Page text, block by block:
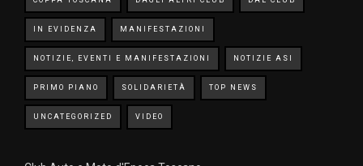
IN EVIDENZA MANIFESTAZIONI
NOTIZIE, EVENTI E MANIFESTAZIONI NOTIZIE ASI
PRIMO PIANO SOLIDARIETÀ TOP NEWS
UNCATEGORIZED VIDEO